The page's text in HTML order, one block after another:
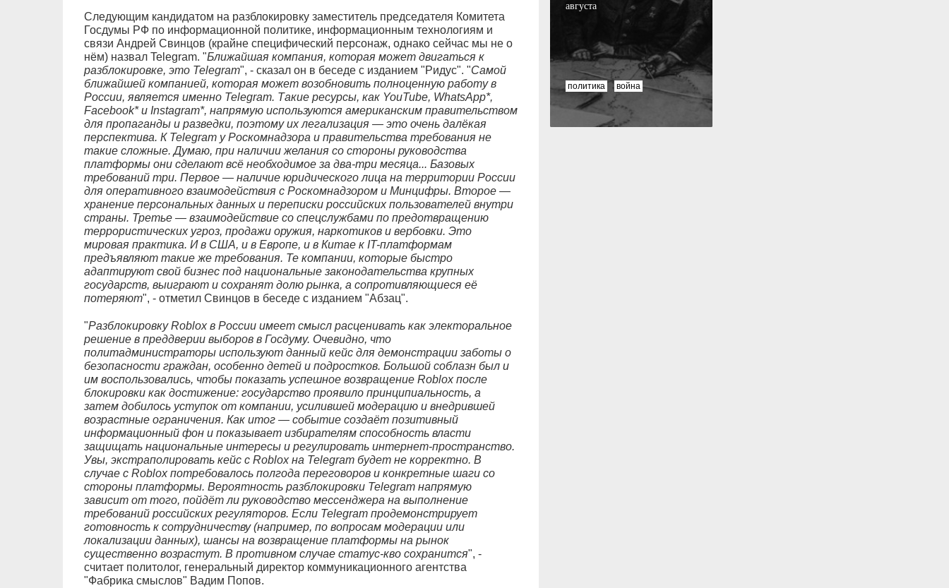
Следующим кандидатом на разблокировку заместитель председателя Комитета
Госдумы РФ по информационной политике, информационным технологиям и
связи Андрей Свинцов (крайне специфический персонаж, однако сейчас мы не о
нём) назвал Telegram. "Ближайшая компания, которая может двигаться к
разблокировке, это Telegram", - сказал он в беседе с изданием "Ридус". "Самой
ближайшей компанией, которая может возобновить полноценную работу в
России, является именно Telegram. Такие ресурсы, как YouTube, WhatsApp*,
Facebook* и Instagram*, напрямую используются американским правительством
для пропаганды и разведки, поэтому их легализация — это очень далёкая
перспектива. К Telegram у Роскомнадзора и правительства требования не
такие сложные. Думаю, при наличии желания со стороны руководства
платформы они сделают всё необходимое за два-три месяца... Базовых
требований три. Первое — наличие юридического лица на территории России
для оперативного взаимодействия с Роскомнадзором и Минцифры. Второе —
хранение персональных данных и переписки российских пользователей внутри
страны. Третье — взаимодействие со спецслужбами по предотвращению
террористических угроз, продажи оружия, наркотиков и вербовки. Это
мировая практика. И в США, и в Европе, и в Китае к IT-платформам
предъявляют такие же требования. Те компании, которые быстро
адаптируют свой бизнес под национальные законодательства крупных
государств, выиграют и сохранят долю рынка, а сопротивляющиеся её
потеряют", - отметил Свинцов в беседе с изданием "Абзац".
"Разблокировку Roblox в России имеет смысл расценивать как электоральное
решение в преддверии выборов в Госдуму. Очевидно, что
политадминистраторы используют данный кейс для демонстрации заботы о
безопасности граждан, особенно детей и подростков. Большой соблазн был и
им воспользовались, чтобы показать успешное возвращение Roblox после
блокировки как достижение: государство проявило принципиальность, а
затем добилось уступок от компании, усилившей модерацию и внедрившей
возрастные ограничения. Как итог — событие создаёт позитивный
информационный фон и показывает избирателям способность власти
защищать национальные интересы и регулировать интернет-пространство.
Увы, экстраполировать кейс с Roblox на Telegram будет не корректно. В
случае с Roblox потребовалось полгода переговоров и конкретные шаги со
стороны платформы. Вероятность разблокировки Telegram напрямую
зависит от того, пойдёт ли руководство мессенджера на выполнение
требований российских регуляторов. Если Telegram продемонстрирует
готовность к сотрудничеству (например, по вопросам модерации или
локализации данных), шансы на возвращение платформы на рынок
существенно возрастут. В противном случае статус-кво сохранится", -
считает политолог, генеральный директор коммуникационного агентства
"Фабрика смыслов" Вадим Попов.
августа
политика война